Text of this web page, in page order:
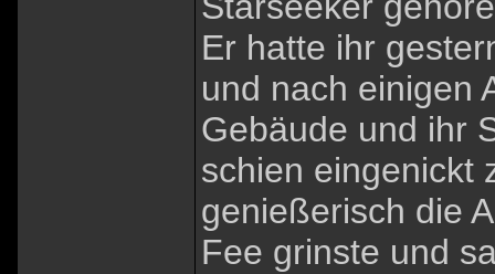
Er hatte ihr
und nach einigen
Gebäude und ihr
schien eingenickt
genießerisch die
Fee grinste und